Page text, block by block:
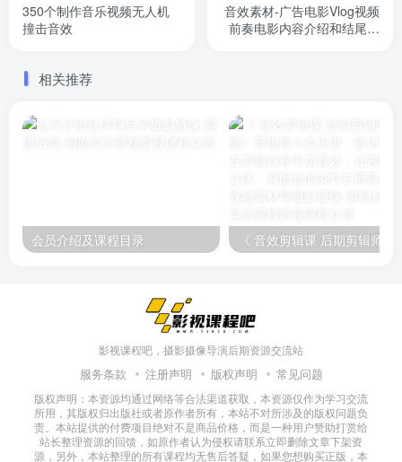
350个制作音乐视频无人机
撞击音效
音效素材-广告电影Vlog视频
前奏电影内容介绍和结尾音
相关推荐
会员介绍及课程目录
影视课程吧，摄影摄像导演后期资源交流站
服务条款 注册声明 版权声明 常见问题
版权声明：本资源均通过网络等合法渠道获取，本资源仅作为学习交流
所用，其版权归出版社或者原作者所有，本站不对所涉及的版权问题负
责。本站提供的付费项目绝对不是商品价格，而是一种用户赞助打赏给
站长整理资源的回馈，如原作者认为侵权请联系立即删除文章下架资
源，另外，本站整理的所有课程均无售后答疑，如果您想购买正版，本